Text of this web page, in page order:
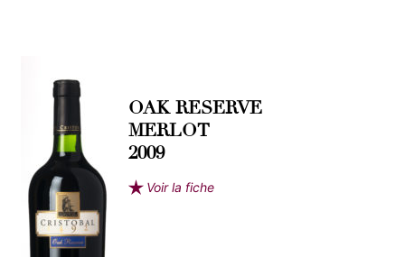
OAK RESERVE
MERLOT
2009
Voir la fiche